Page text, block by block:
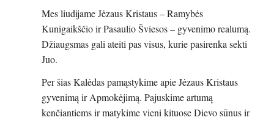
Mes liudijame Jėzaus Kristaus – Ramybės
Kunigaikščio ir Pasaulio Šviesos – gyvenimo realumą.
Džiaugsmas gali ateiti pas visus, kurie pasirenka sekti
Juo.
Per šias Kalėdas pamąstykime apie Jėzaus Kristaus
gyvenimą ir Apmokėjimą. Pajuskime artumą
kenčiantiems ir matykime vieni kituose Dievo sūnus ir